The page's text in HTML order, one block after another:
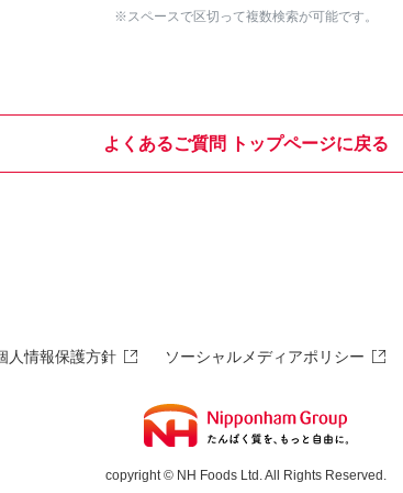
※スペースで区切って複数検索が可能です。
よくあるご質問 トップページに戻る
人情報保護方針 ソーシャルメディアポリシー
copyright © NH Foods Ltd. All Rights Reserved.